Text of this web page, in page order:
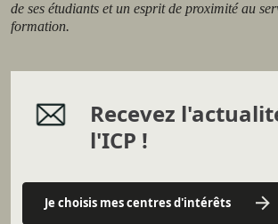
de ses étudiants et un esprit de proximité au
formation.
Recevez
l'ICP !
Je choisis mes centres d'intérêts